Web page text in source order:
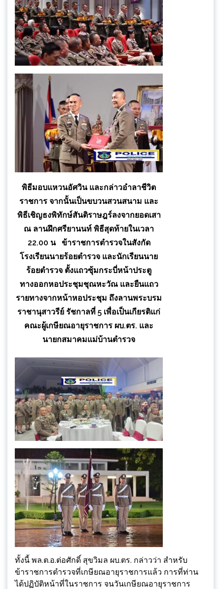
พิธีมอบแหวนอัศวิน และกล่าวอําลาชีวิต
ราชการ จากนั้นเป็นขบวนสวนสนาม และ
พิธีเชิญธงพิทักษ์สันติราษฎร์ลงจากยอดเสา
ณ ลานฝึกศรียานนท์ พิธีสุดท้ายในเวลา
22.00 น ข้าราชการตํารวจในสังกัด
โรงเรียนนายร้อยตำรวจ และนักเรียนนาย
ร้อยตำรวจ ตั้งแถวซุ้มกระบี่หน้าประตู
ทางออกหอประชุมชุณหะวัณ และยืนแถว
รายทางจากหน้าหอประชุม ถึงลานพระบรม
ราชานุสาวรีย์ รัชกาลที่ 5 เพื่อเป็นเกียรติแก่
คณะผู้เกษียณอายุราชการ ผบ.ตร. และ
นายกสมาคมแม่บ้านตำรวจ
ทั้งนี้ พล.ต.อ.ต่อศักดิ์ สุขวิมล ผบ.ตร. กล่าวว่า สำหรับ
ข้าราชการตำรวจที่เกษียณอายุราชการแล้ว การที่ท่าน
ได้ปฏิบัติหน้าที่ในราชการ จนวันเกษียณอายุราชการ